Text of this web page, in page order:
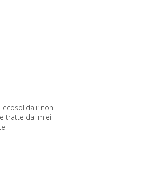
non
tratte dai miei